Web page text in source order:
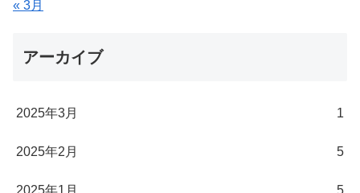
« 3月
アーカイブ
2025年3月 1
2025年2月 5
2025年1月 5